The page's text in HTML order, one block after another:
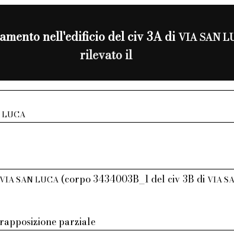
nell'edificio del civ 3A diVIA SAN
rilevato il
LUCA
VIA SAN LUCA (corpo 3434003B_1 del civ 3B diVIA
parziale